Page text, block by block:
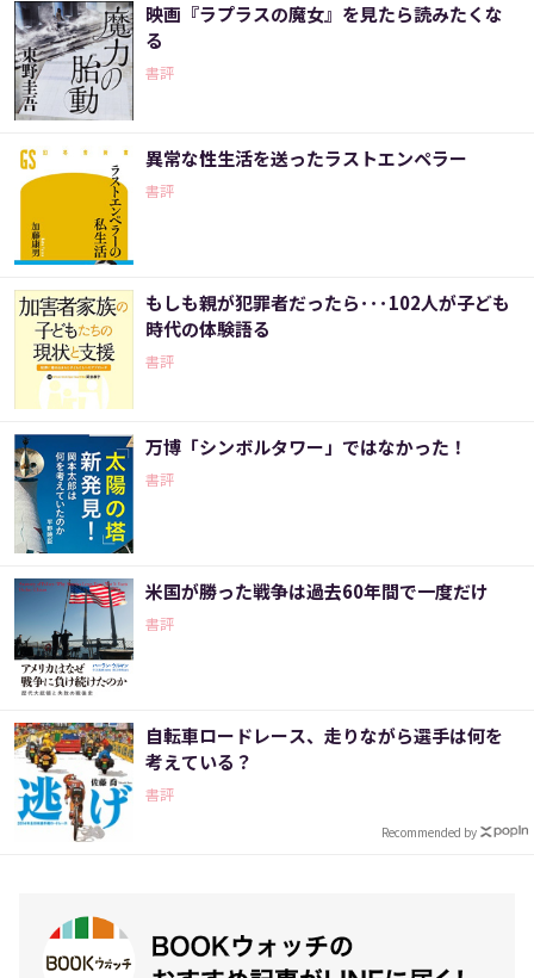
映画『ラプラスの魔女』を見たら読みたくな
る
書評
異常な性生活を送ったラストエンペラー
書評
もしも親が犯罪者だったら･･･102人が子ども
時代の体験語る
書評
万博「シンボルタワー」ではなかった！
書評
米国が勝った戦争は過去60年間で一度だけ
書評
自転車ロードレース、走りながら選手は何を
考えている？
書評
Recommended by